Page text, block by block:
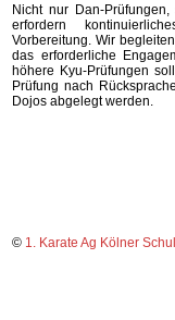
Nicht nur Dan-
erfordern
Vorbereitung. Wir
das erforderliche
höhere Kyu-Prüfungen
Prüfung nach
Dojos abgelegt werden.
© 1. Karate Ag Kölner